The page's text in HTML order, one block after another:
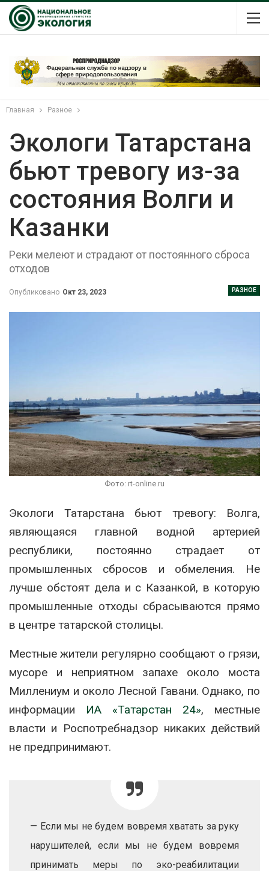
Главная Разное
Экологи Татарстана
бьют тревогу из-за
состояния Волги и
Казанки
Реки мелеют и страдают от постоянного сброса
отходов
РАЗНОЕ
Опубликовано Окт 23, 2023
Фото: rt-online.ru
Экологи Татарстана бьют тревогу: Волга,
являющаяся главной водной артерией
республики, постоянно страдает от
промышленных сбросов и обмеления. Не
лучше обстоят дела и с Казанкой, в которую
промышленные отходы сбрасываются прямо
в центре татарской столицы.
Местные жители регулярно сообщают о грязи,
мусоре и неприятном запахе около моста
Миллениум и около Лесной Гавани. Однако, по
информации ИА «Татарстан 24», местные
власти и Роспотребнадзор никаких действий
не предпринимают.
— Если мы не будем вовремя хватать за руку
нарушителей, если мы не будем вовремя
принимать меры по эко-реабилитации